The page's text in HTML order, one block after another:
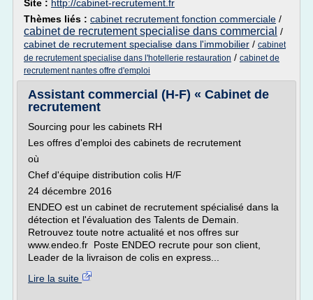
Site : http://cabinet-recrutement.fr
Thèmes liés : cabinet recrutement fonction commerciale /
cabinet de recrutement specialise dans commercial /
cabinet de recrutement specialise dans l'immobilier / cabinet
de recrutement specialise dans l'hotellerie restauration / cabinet de
recrutement nantes offre d'emploi
Assistant commercial (H-F) « Cabinet de
recrutement
Sourcing pour les cabinets RH
Les offres d'emploi des cabinets de recrutement
où
Chef d'équipe distribution colis H/F
24 décembre 2016
ENDEO est un cabinet de recrutement spécialisé dans la
détection et l'évaluation des Talents de Demain.
Retrouvez toute notre actualité et nos offres sur
www.endeo.fr Poste ENDEO recrute pour son client,
Leader de la livraison de colis en express...
Lire la suite